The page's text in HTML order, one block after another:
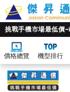
挑戰手機市場最低價
價格總覽 機型排行